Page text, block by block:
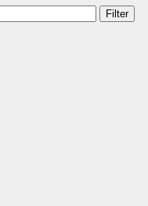
Filter